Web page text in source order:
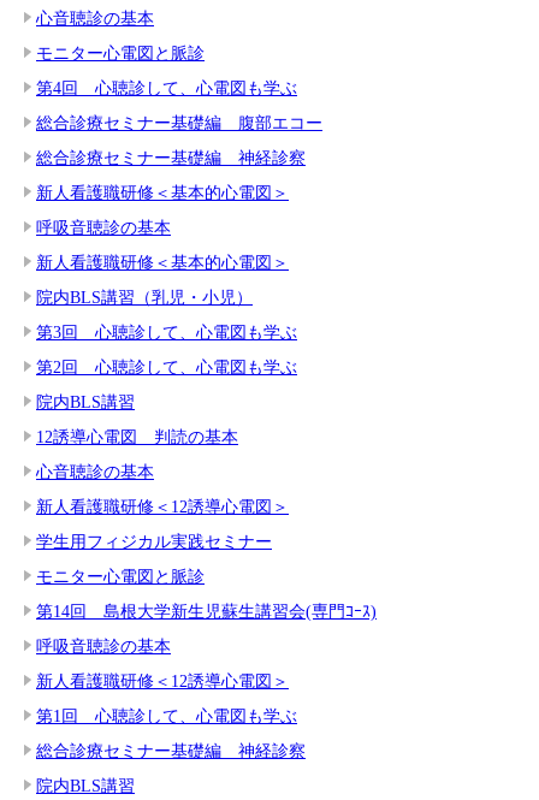
心音聴診の基本
モニター心電図と脈診
第4回 心聴診して、心電図も学ぶ
総合診療セミナー基礎編 腹部エコー
総合診療セミナー基礎編 神経診察
新人看護職研修＜基本的心電図＞
呼吸音聴診の基本
新人看護職研修＜基本的心電図＞
院内BLS講習（乳児・小児）
第3回 心聴診して、心電図も学ぶ
第2回 心聴診して、心電図も学ぶ
院内BLS講習
12誘導心電図 判読の基本
心音聴診の基本
新人看護職研修＜12誘導心電図＞
学生用フィジカル実践セミナー
モニター心電図と脈診
第14回 島根大学新生児蘇生講習会(専門ｺｰｽ)
呼吸音聴診の基本
新人看護職研修＜12誘導心電図＞
第1回 心聴診して、心電図も学ぶ
総合診療セミナー基礎編 神経診察
院内BLS講習